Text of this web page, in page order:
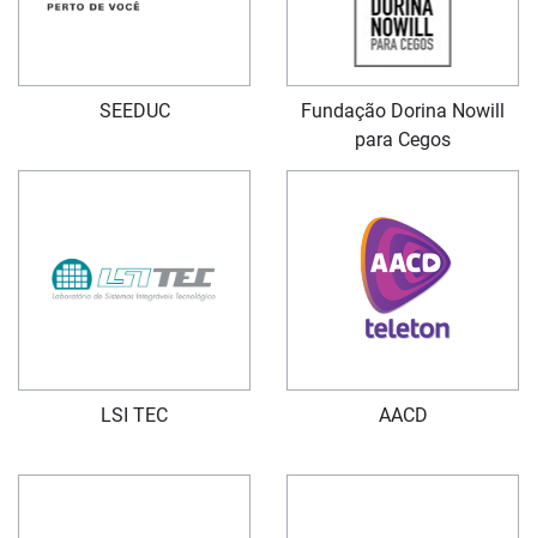
SEEDUC
Fundação Dorina Nowill
para Cegos
LSI TEC AACD